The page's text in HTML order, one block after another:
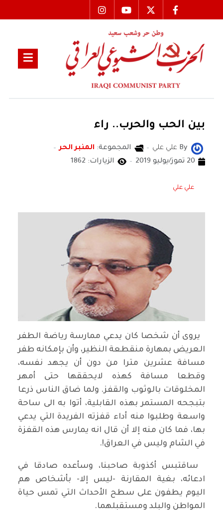
بين الحب والحرب.. راء
By علي علي المجموعة: المنبر الحر
20 تموز/يوليو 2019
الزيارات: 1862
علي علي
يروى أن شخصا كان يدعي ممارسة رياضة الطفر
العريض بمهارة منقطعة النظير، وأن بإمكانه طفر
مسافة عشرين مترا من دون أن يجهد نفسه،
وقطعا مسافة كهذه لايحققها حتى أمهر
المخلوقات بالوثوب والقفز. ولما ضاق الناس ذرعا
بتبجحه المستمر بهذه القابلية، أتوا به الى ساحة
واسعة وطلبوا منه أداء قفزته الفريدة التي يدعي
بها، فما كان منه إلا أن قال انه يمارس هذه القفزة
في الشام وليس في العراق!.
ساقتبس أكذوبة صاحبنا، وسأعده صادقا في
ادعائه، بغية المقارنة -ليس إلا- بأشخاص هم
اليوم يطفون على سطح الأحداث التي تمس حياة
المواطن والبلد ومستقبلهما.